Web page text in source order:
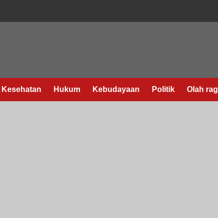
Kesehatan Hukum Kebudayaan Politik Olah